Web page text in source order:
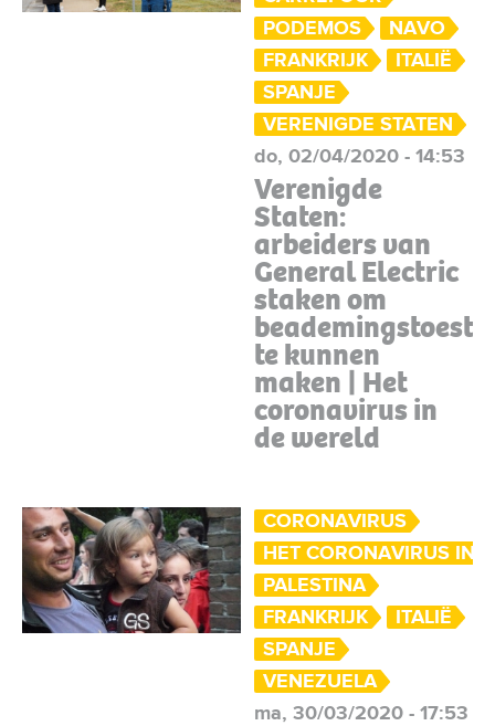
PODEMOS
NAVO
FRANKRIJK
ITALIË
SPANJE
VERENIGDE STATEN
do, 02/04/2020 - 14:53
Verenigde
Staten:
arbeiders van
General Electric
staken om
te kunnen
maken | Het
coronavirus in
de wereld
CORONAVIRUS
HET CORONAVIRUS IN
PALESTINA
FRANKRIJK
ITALIË
SPANJE
VENEZUELA
ma, 30/03/2020 - 17:53